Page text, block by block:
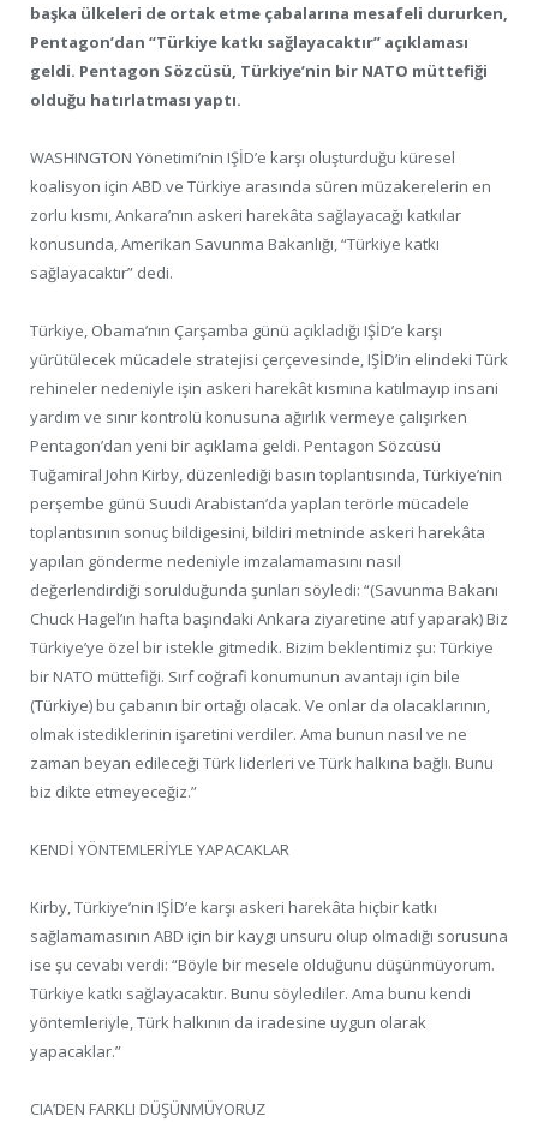
başka ülkeleri de ortak etme çabalarına mesafeli dururken,
Pentagon’dan “Türkiye katkı sağlayacaktır” açıklaması
geldi. Pentagon Sözcüsü, Türkiye’nin bir NATO müttefiği
olduğu hatırlatması yaptı.
WASHINGTON Yönetimi’nin IŞİD’e karşı oluşturduğu küresel
koalisyon için ABD ve Türkiye arasında süren müzakerelerin en
zorlu kısmı, Ankara’nın askeri harekâta sağlayacağı katkılar
konusunda, Amerikan Savunma Bakanlığı, “Türkiye katkı
sağlayacaktır” dedi.
Türkiye, Obama’nın Çarşamba günü açıkladığı IŞİD’e karşı
yürütülecek mücadele stratejisi çerçevesinde, IŞİD’in elindeki Türk
rehineler nedeniyle işin askeri harekât kısmına katılmayıp insani
yardım ve sınır kontrolü konusuna ağırlık vermeye çalışırken
Pentagon’dan yeni bir açıklama geldi. Pentagon Sözcüsü
Tuğamiral John Kirby, düzenlediği basın toplantısında, Türkiye’nin
perşembe günü Suudi Arabistan’da yaplan terörle mücadele
toplantısının sonuç bildigesini, bildiri metninde askeri harekâta
yapılan gönderme nedeniyle imzalamamasını nasıl
değerlendirdiği sorulduğunda şunları söyledi: “(Savunma Bakanı
Chuck Hagel’ın hafta başındaki Ankara ziyaretine atıf yaparak) Biz
Türkiye’ye özel bir istekle gitmedik. Bizim beklentimiz şu: Türkiye
bir NATO müttefiği. Sırf coğrafi konumunun avantajı için bile
(Türkiye) bu çabanın bir ortağı olacak. Ve onlar da olacaklarının,
olmak istediklerinin işaretini verdiler. Ama bunun nasıl ve ne
zaman beyan edileceği Türk liderleri ve Türk halkına bağlı. Bunu
biz dikte etmeyeceğiz.”
KENDİ YÖNTEMLERİYLE YAPACAKLAR
Kirby, Türkiye’nin IŞİD’e karşı askeri harekâta hiçbir katkı
sağlamamasının ABD için bir kaygı unsuru olup olmadığı sorusuna
ise şu cevabı verdi: “Böyle bir mesele olduğunu düşünmüyorum.
Türkiye katkı sağlayacaktır. Bunu söylediler. Ama bunu kendi
yöntemleriyle, Türk halkının da iradesine uygun olarak
yapacaklar.”
CIA’DEN FARKLI DÜŞÜNMÜYORUZ